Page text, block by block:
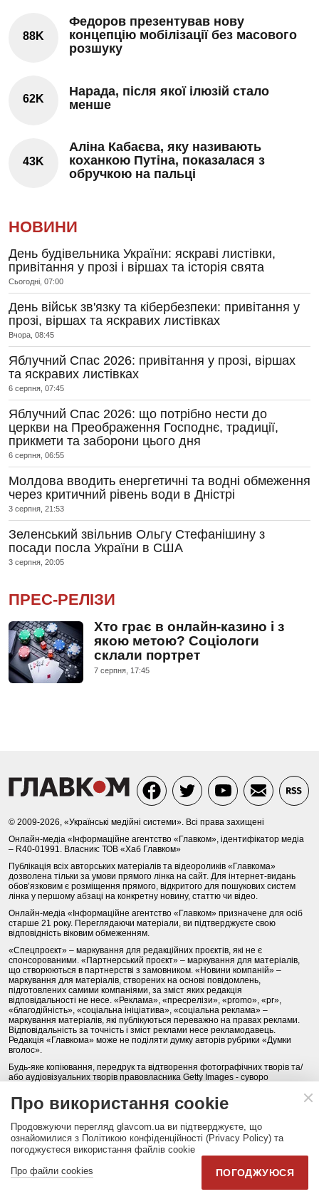
88K
Федоров презентував нову
концепцію мобілізації без масового
розшуку
62K
Нарада, після якої ілюзій стало
менше
43K
Аліна Кабаєва, яку називають
коханкою Путіна, показалася з
обручкою на пальці
НОВИНИ
День будівельника України: яскраві листівки,
привітання у прозі і віршах та історія свята
Сьогодні, 07:00
День військ зв'язку та кібербезпеки: привітання у
прозі, віршах та яскравих листівках
Вчора, 08:45
Яблучний Спас 2026: привітання у прозі, віршах
та яскравих листівках
6 серпня, 07:45
Яблучний Спас 2026: що потрібно нести до
церкви на Преображення Господнє, традиції,
прикмети та заборони цього дня
6 серпня, 06:55
Молдова вводить енергетичні та водні обмеження
через критичний рівень води в Дністрі
3 серпня, 21:53
Зеленський звільнив Ольгу Стефанішину з
посади посла України в США
3 серпня, 20:05
ПРЕС-РЕЛІЗИ
Хто грає в онлайн-казино і з
якою метою? Соціологи
склали портрет
7 серпня, 17:45
© 2009-2026, «Українські медійні системи». Всі права захищені
Онлайн-медіа «Інформаційне агентство «Главком», ідентифікатор медіа
– R40-01991. Власник: ТОВ «Хаб Главком»
Публікація всіх авторських матеріалів та відеороликів «Главкома»
дозволена тільки за умови прямого лінка на сайт. Для інтернет-видань
обов’язковим є розміщення прямого, відкритого для пошукових систем
лінка у першому абзаці на конкретну новину, статтю чи відео.
Онлайн-медіа «Інформаційне агентство «Главком» призначене для осіб
старше 21 року. Переглядаючи матеріали, ви підтверджуєте свою
відповідність віковим обмеженням.
«Спецпроєкт» – маркування для редакційних проєктів, які не є
спонсорованими. «Партнерський проєкт» – маркування для матеріалів,
що створюються в партнерстві з замовником. «Новини компаній» –
маркування для матеріалів, створених на основі повідомлень,
підготовлених самими компаніями, за зміст яких редакція
відповідальності не несе. «Реклама», «пресрелізи», «promo», «pr»,
«благодійність», «соціальна ініціатива», «соціальна реклама» –
маркування матеріалів, які публікуються переважно на правах реклами.
Відповідальність за точність і зміст реклами несе рекламодавець.
Редакція «Главкома» може не поділяти думку авторів рубрики «Думки
вголос».
Будь-яке копіювання, передрук та відтворення фотографічних творів та/
або аудіовізуальних творів правовласника Getty Images - суворо
Політика конфіденційності (Privacy Policy). Правила сайту
КОНТАКТИ НАША КОМАНДА АРХІВ
Партнери:DepositPhotos.com,opendatabot.ua
Про використання cookie
Продовжуючи перегляд glavcom.ua ви підтверджуєте, що
ознайомилися з Політикою конфіденційності (Privacy Policy) та
погоджуєтеся використання файлів cookie
Про файли cookies
ПОГОДЖУЮСЯ